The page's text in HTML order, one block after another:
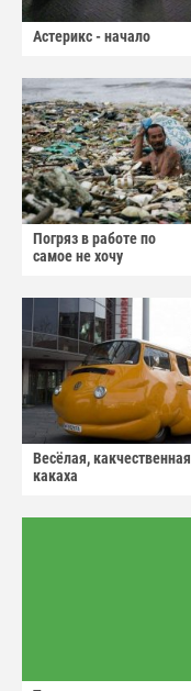
Астерикс - начало
Погряз в работе по
самое не хочу
Весёлая, какчественная
какаха